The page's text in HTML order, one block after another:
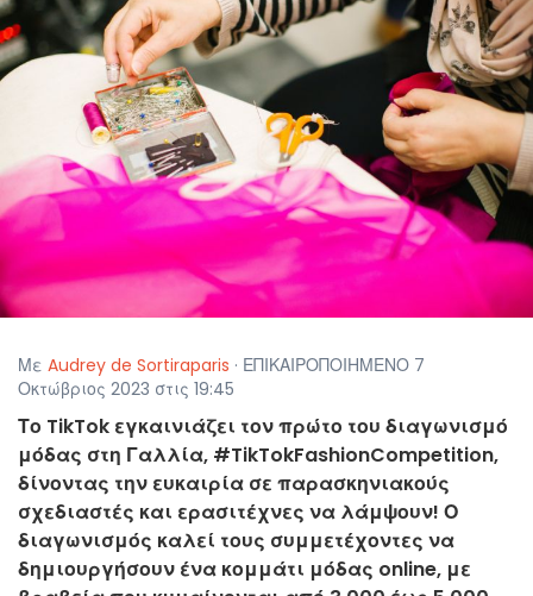
Με Audrey de Sortiraparis · ΕΠΙΚΑΙΡΟΠΟΙΗΜΕΝΟ 7
Οκτώβριος 2023 στις 19:45
Το TikTok εγκαινιάζει τον πρώτο του διαγωνισμό
μόδας στη Γαλλία, #TikTokFashionCompetition,
δίνοντας την ευκαιρία σε παρασκηνιακούς
σχεδιαστές και ερασιτέχνες να λάμψουν! Ο
διαγωνισμός καλεί τους συμμετέχοντες να
δημιουργήσουν ένα κομμάτι μόδας online, με